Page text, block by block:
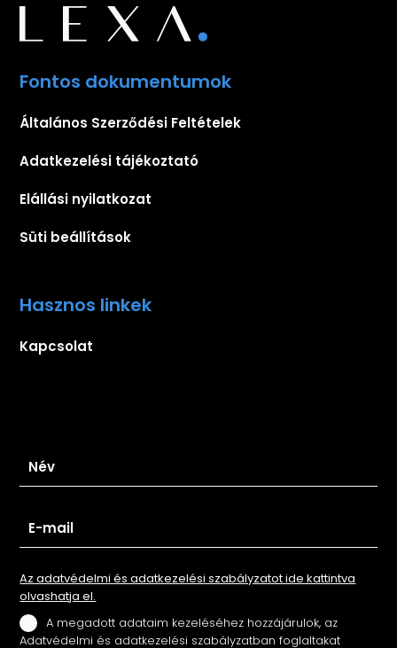
Fontos dokumentumok
Általános Szerződési Feltételek
Adatkezelési tájékoztató
Elállási nyilatkozat
Süti beállítások
Hasznos linkek
Kapcsolat
Az adatvédelmi és adatkezelési szabályzatot ide kattintva
olvashatja el.
A megadott adataim kezeléséhez hozzájárulok, az
Adatvédelmi és adatkezelési szabályzatban foglaltakat